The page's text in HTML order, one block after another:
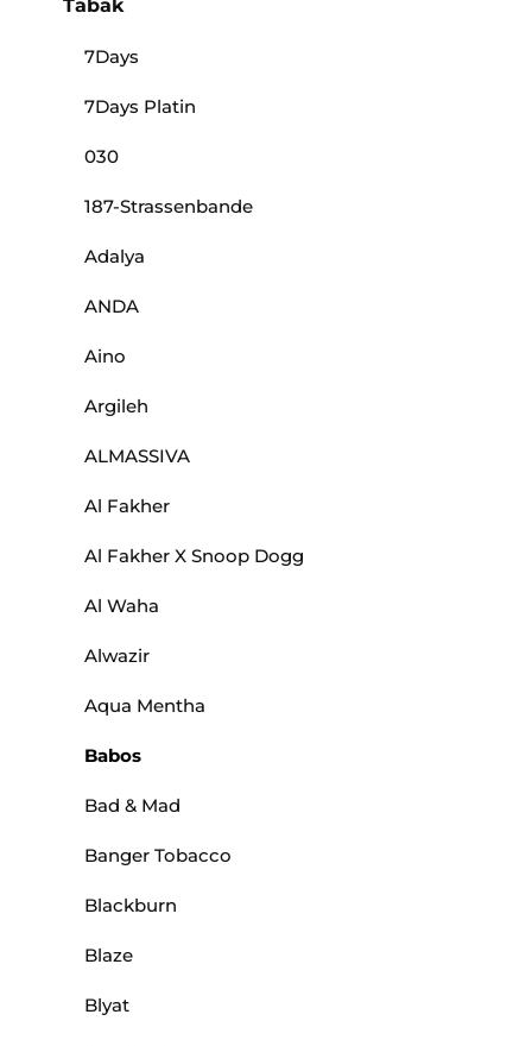
Tabak
7Days
7Days Platin
030
187-Strassenbande
Adalya
ANDA
Aino
Argileh
ALMASSIVA
Al Fakher
Al Fakher X Snoop Dogg
Al Waha
Alwazir
Aqua Mentha
Babos
Bad & Mad
Banger Tobacco
Blackburn
Blaze
Blyat